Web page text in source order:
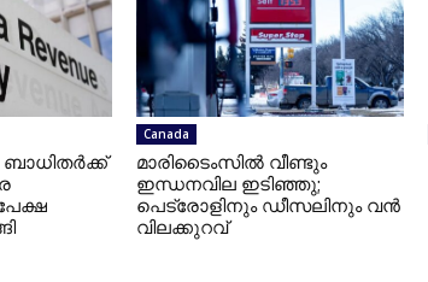
ബാധിതർക്ക്
Canada
മാരിടൈംസിൽ വീണ്ടും
ഇന്ധനവില ഇടിഞ്ഞു;
പെട്രോളിനും ഡീസലിനും വൻ
വിലക്കുറവ്